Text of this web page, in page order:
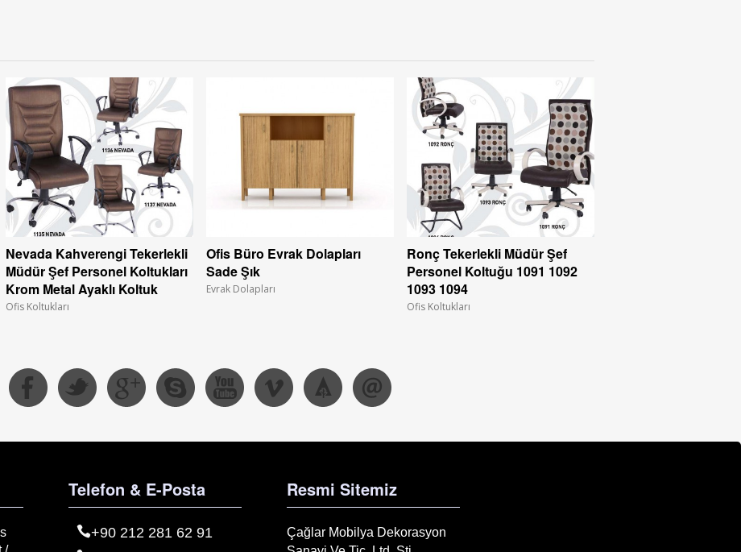
Nevada Kahverengi Tekerlekli
Müdür Şef Personel Koltukları
Krom Metal Ayaklı Koltuk
Ofis Koltukları
Ofis Büro Evrak Dolapları
Sade Şık
Evrak Dolapları
Ronç Tekerlekli Müdür Şef
Personel Koltuğu 1091 1092
1093 1094
Ofis Koltukları
Telefon & E-Posta
+90 212 281 62 91
Resmi Sitemiz
Çağlar Mobilya Dekorasyon